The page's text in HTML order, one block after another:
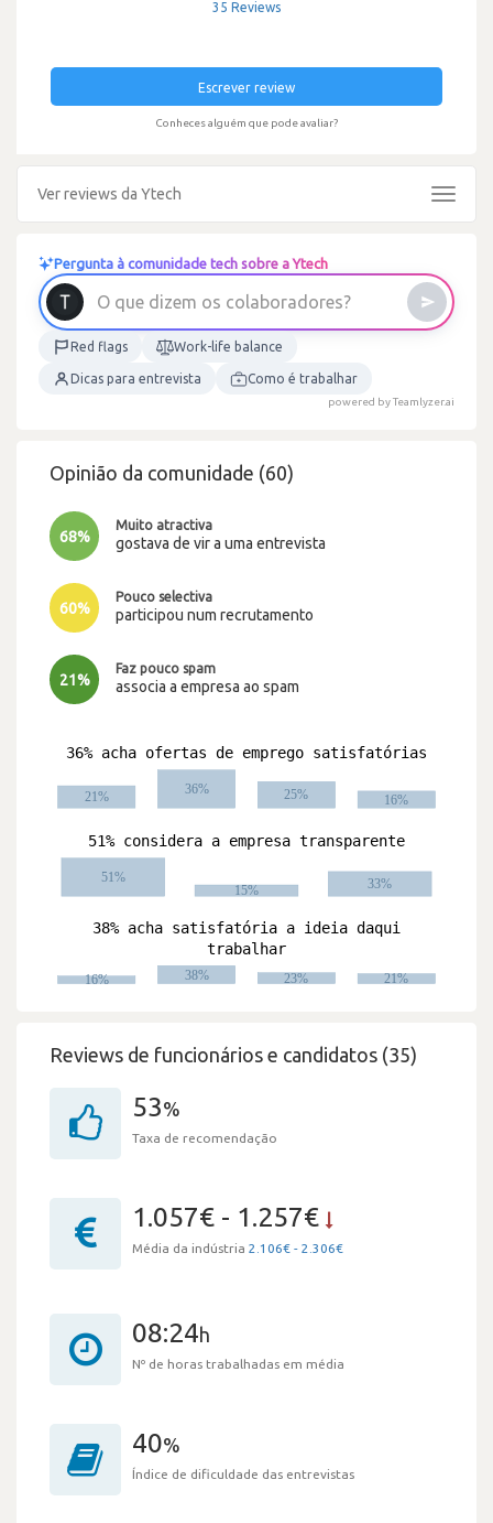
35 Reviews
Escrever review
Conheces alguém que pode avaliar?
Ver reviews da Ytech
Toggle
Pergunta à comunidade tech sobre a Ytech
O que d izem os colaborad ores?
Red flags Work-life balance
Dicas para entrevista Como é trabalhar
powered by Teamlyzer.ai
Opinião da comunidade (60)
68%
Muito atractiva
gostava de vir a uma entrevista
60%
Pouco selectiva
participou num recrutamento
21%
Faz pouco spam
associa a empresa ao spam
Reviews de funcionários e candidatos (35)
53%
Taxa de recomendação
1.057€ - 1.257€
Média da indústria 2.106€ - 2.306€
08:24h
Nº de horas trabalhadas em média
40%
Índice de dificuldade das entrevistas